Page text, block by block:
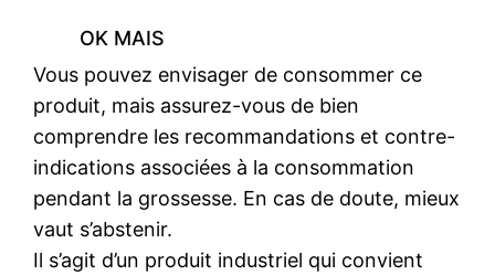
OK MAIS
Vous pouvez envisager de consommer ce
produit, mais assurez-vous de bien
comprendre les recommandations et contre-
indications associées à la consommation
pendant la grossesse. En cas de doute, mieux
vaut s’abstenir.
Il s’agit d’un produit industriel qui convient